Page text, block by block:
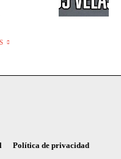
Política de privacidad